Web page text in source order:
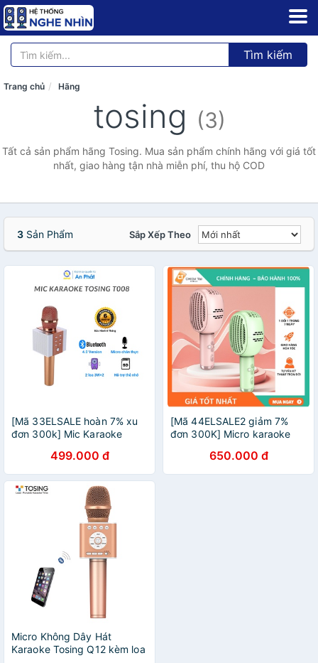
Tìm kiếm
Trang chủ Hãng
tosing (3)
Tất cả sản phẩm hãng Tosing. Mua sản phẩm chính hãng với giá tốt
nhất, giao hàng tận nhà miễn phí, thu hộ COD
3 Sản Phẩm Sắp Xếp Theo
[Mã 33ELSALE hoàn 7% xu
đơn 300k] Mic Karaoke
499.000 đ
[Mã 44ELSALE2 giảm 7%
đơn 300K] Micro karaoke
650.000 đ
Micro Không Dây Hát
Karaoke Tosing Q12 kèm loa